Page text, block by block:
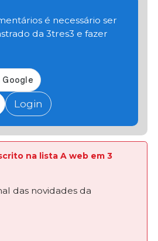
é necessário ser
da 3tres3 e fazer
Login
na lista A web em 3
das novidades da